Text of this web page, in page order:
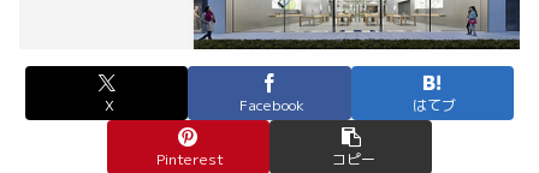
X Facebook はてブ
Pinterest コピー